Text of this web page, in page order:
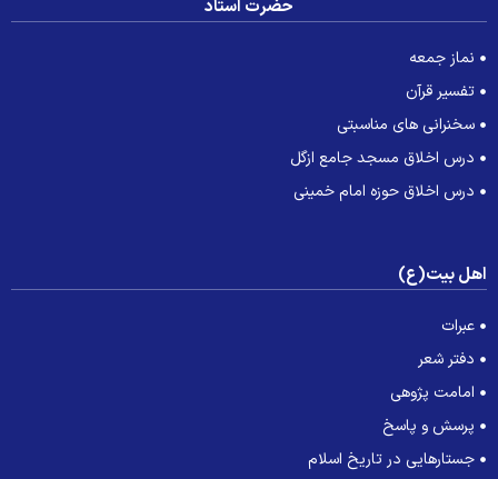
حضرت استاد
نماز جمعه
تفسیر قرآن
سخنرانی های مناسبتی
درس اخلاق مسجد جامع ازگل
درس اخلاق حوزه امام خمینی
بیت(ع)
عبرات
دفتر شعر
امامت پژوهی
پرسش و پاسخ
جستارهایی در تاریخ اسلام